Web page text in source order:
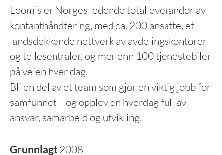
Loomis er Norges ledende totalleverandør av
kontanthåndtering, med ca. 200 ansatte, et
landsdekkende nettverk av avdelingskontorer
og tellesentraler, og mer enn 100 tjenestebiler
på veien hver dag.
Bli en del av et team som gjør en viktig jobb for
samfunnet – og opplev en hverdag full av
ansvar, samarbeid og utvikling.
Grunnlagt 2008